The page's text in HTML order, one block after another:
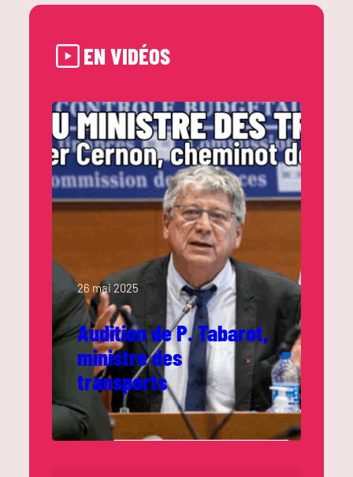
EN VIDÉOS
26 mai 2025
Audition de P. Tabarot,
ministre des
transports